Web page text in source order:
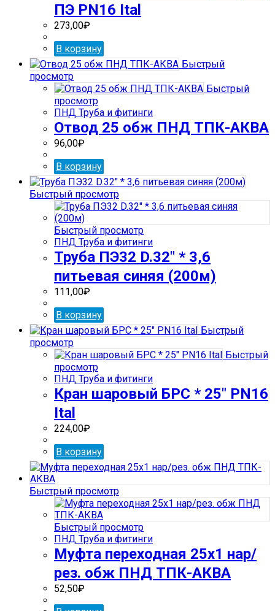
ПЭ PN16 Ital
273,00₽
В корзину
Быстрый
просмотр
Быстрый
просмотр
ПНД Труба и фитинги
Отвод 25 обж ПНД ТПК-АКВА
96,00₽
В корзину
Быстрый просмотр
Быстрый просмотр
ПНД Труба и фитинги
Труба ПЭ32 D.32″ * 3,6
питьевая синяя (200м)
111,00₽
В корзину
Быстрый
просмотр
Быстрый
просмотр
ПНД Труба и фитинги
Кран шаровый БРС * 25″ PN16
Ital
224,00₽
В корзину
Быстрый просмотр
Быстрый просмотр
ПНД Труба и фитинги
Муфта переходная 25х1 нар/
рез. обж ПНД ТПК-АКВА
52,50₽